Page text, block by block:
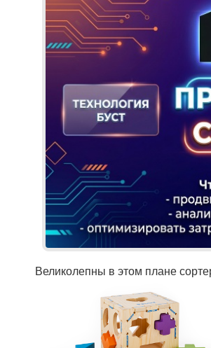
Великолепны в этом плане